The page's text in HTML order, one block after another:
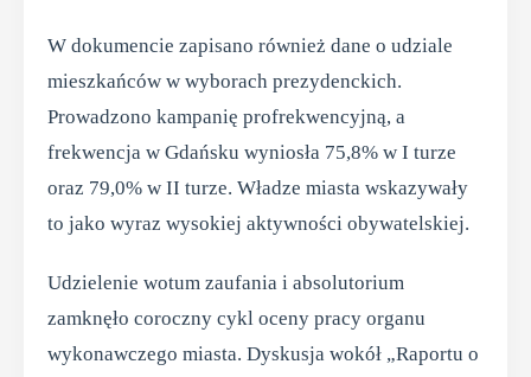
W dokumencie zapisano również dane o udziale
mieszkańców w wyborach prezydenckich.
Prowadzono kampanię profrekwencyjną, a
frekwencja w Gdańsku wyniosła 75,8% w I turze
oraz 79,0% w II turze. Władze miasta wskazywały
to jako wyraz wysokiej aktywności obywatelskiej.
Udzielenie wotum zaufania i absolutorium
zamknęło coroczny cykl oceny pracy organu
wykonawczego miasta. Dyskusja wokół „Raportu o